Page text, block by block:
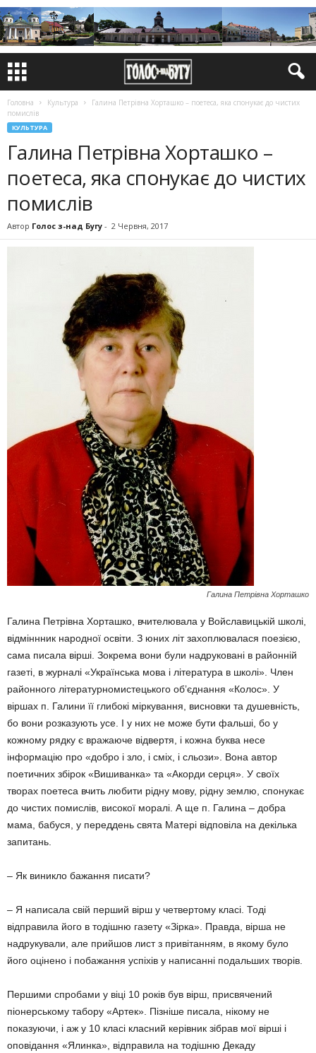
Головна Культура
Галина Петрівна Хорташко – поетеса, яка спонукає до чистих
помислів
КУЛЬТУРА
Галина Петрівна Хорташко –
поетеса, яка спонукає до чистих
помислів
Автор Голос з-над Бугу - 2 Червня, 2017
Галина Петрівна Хорташко
Галина Петрівна Хорташко, вчителювала у Войславицькій школі,
відміннник народної освіти. З юних літ захоплювалася поезією,
сама писала вірші. Зокрема вони були надруковані в районній
газеті, в журналі «Українська мова і література в школі». Член
районного літературномистецького об’єднання «Колос». У
віршах п. Галини її глибокі міркування, висновки та душевність,
бо вони розказують усе. І у них не може бути фальші, бо у
кожному рядку є вражаюче відвертя, і кожна буква несе
інформацію про «добро і зло, і сміх, і сльози». Вона автор
поетичних збірок «Вишиванка» та «Акорди серця». У своїх
творах поетеса вчить любити рідну мову, рідну землю, спонукає
до чистих помислів, високої моралі. А ще п. Галина – добра
мама, бабуся, у переддень свята Матері відповіла на декілька
запитань.
– Як виникло бажання писати?
– Я написала свій перший вірш у четвертому класі. Тоді
відправила його в тодішню газету «Зірка». Правда, вірша не
надрукували, але прийшов лист з привітанням, в якому було
його оцінено і побажання успіхів у написанні подальших творів.
Першими спробами у віці 10 років був вірш, присвячений
піонерському табору «Артек». Пізніше писала, нікому не
показуючи, і аж у 10 класі класний керівник зібрав мої вірші і
оповідання «Ялинка», відправила на тодішню Декаду